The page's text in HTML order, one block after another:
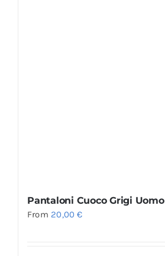
Pantaloni Cuoco Grigi Uomo
From 20,00€